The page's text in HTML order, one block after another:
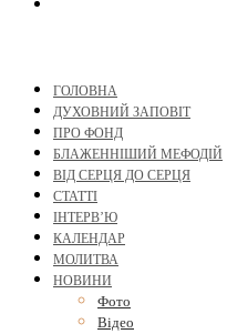
ГОЛОВНА
ДУХОВНИЙ ЗАПОВІТ
ПРО ФОНД
БЛАЖЕННІШИЙ МЕФОДІЙ
ВІД СЕРЦЯ ДО СЕРЦЯ
СТАТТІ
ІНТЕРВ’Ю
КАЛЕНДАР
МОЛИТВА
НОВИНИ
Фото
Відео